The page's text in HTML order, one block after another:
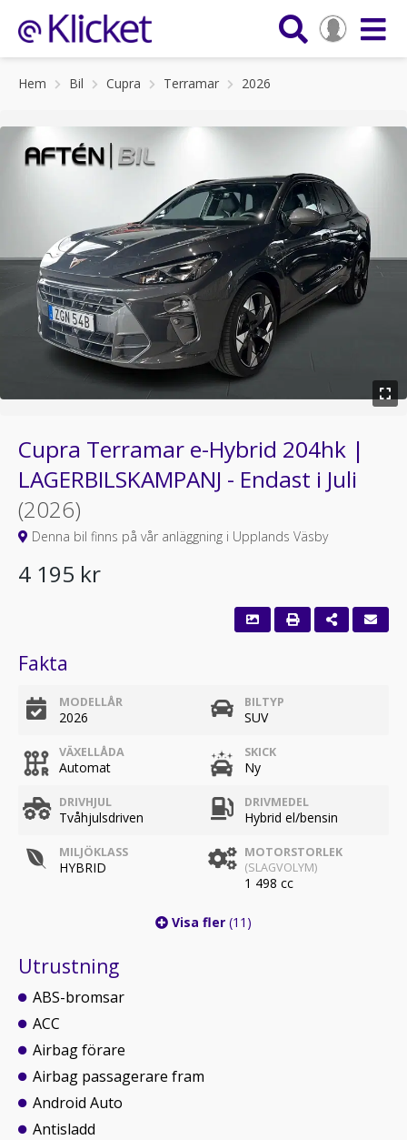
Hem Bil Cupra Terramar 2026
Cupra Terramar e-Hybrid 204hk |
LAGERBILSKAMPANJ - Endast i Juli
(2026)
Denna bil finns på vår anläggning i Upplands Väsby
4 195 kr
Fakta
MODELLÅR
2026
BILTYP
SUV
VÄXELLÅDA
Automat
SKICK
Ny
DRIVHJUL
Tvåhjulsdriven
DRIVMEDEL
Hybrid el/bensin
MILJÖKLASS
HYBRID
MOTORSTORLEK
(SLAGVOLYM)
1 498 cc
Visa fler (11)
Utrustning
ABS-bromsar
ACC
Airbag förare
Airbag passagerare fram
Android Auto
Antisladd